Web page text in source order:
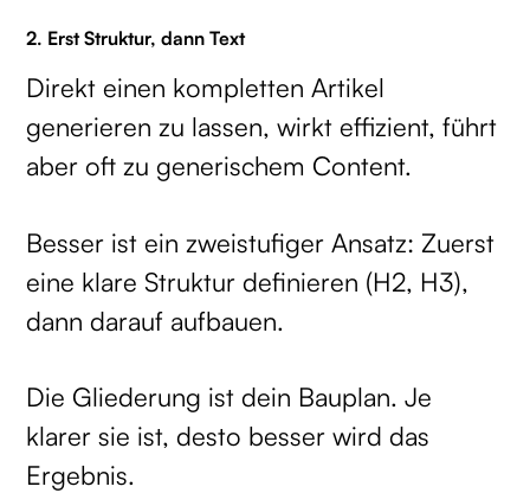
2. Erst Struktur, dann Text
Direkt einen kompletten Artikel
generieren zu lassen, wirkt effizient, führt
aber oft zu generischem Content.
Besser ist ein zweistufiger Ansatz: Zuerst
eine klare Struktur definieren (H2, H3),
dann darauf aufbauen.
Die Gliederung ist dein Bauplan. Je
klarer sie ist, desto besser wird das
Ergebnis.